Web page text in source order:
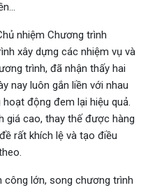
nhiệm Chương trình
xây dựng các nhiệm vụ và
trình, đã nhận thấy hai
nay luôn gắn liền với nhau
động đem lại hiệu quả.
giá cao, thay thế được hàng
rất khích lệ và tạo điều
lớn, song chương trình